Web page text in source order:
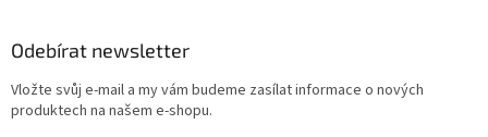
Odebírat newsletter
Vložte svůj e-mail a my vám budeme zasílat informace o nových
produktech na našem e-shopu.